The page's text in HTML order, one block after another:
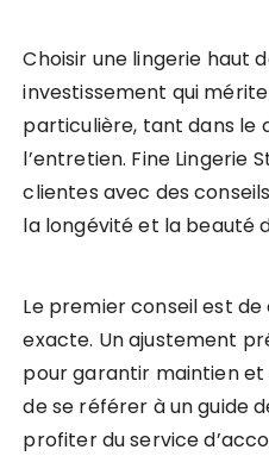
Choisir une lingerie haut
investissement qui
particulière, tant dans le
l’entretien. Fine Lingerie
clientes avec des
la longévité et la beauté
Le premier conseil est
exacte. Un ajustement
pour garantir maintien
de se référer à un guide
profiter du service